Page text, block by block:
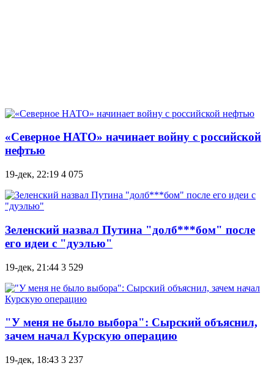
«Северное НАТО» начинает войну с российской
нефтью
19-дек, 22:19 4 075
Зеленский назвал Путина "долб***бом" после
его идеи с "дуэлью"
19-дек, 21:44 3 529
"У меня не было выбора": Сырский объяснил,
зачем начал Курскую операцию
19-дек, 18:43 3 237